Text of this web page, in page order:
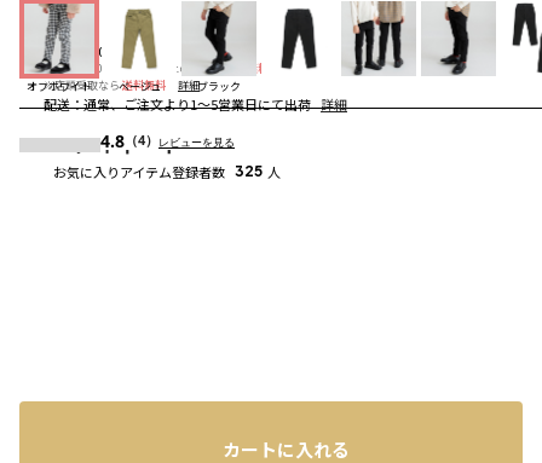
オフホワイト ベージュ ブラック
コーディネート
送料 660円
※合計6,600円（税込）以上の購入で 送料無料
詳細
※店頭受取なら送料無料 詳細
配送：通常、ご注文より1～5営業日にて出荷 詳細
4.8 （4） レビューを見る
お気に入りアイテム登録者数 325 人
カートに入れる